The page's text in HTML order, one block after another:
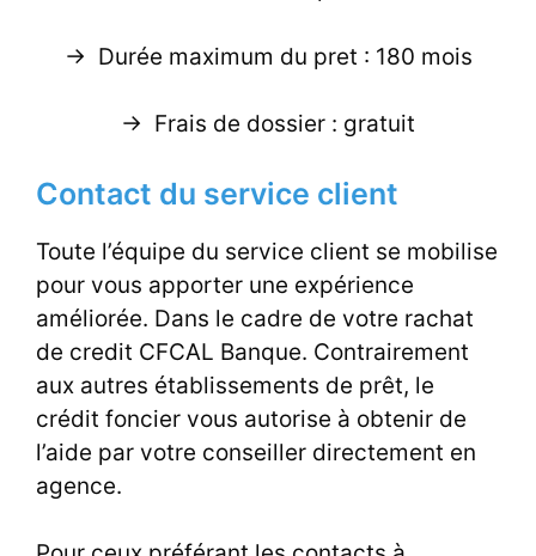
-> Durée maximum du pret : 180 mois
-> Frais de dossier : gratuit
Contact du service client
Toute l’équipe du service client se mobilise
pour vous apporter une expérience
améliorée. Dans le cadre de votre rachat
de credit CFCAL Banque. Contrairement
aux autres établissements de prêt, le
crédit foncier vous autorise à obtenir de
l’aide par votre conseiller directement en
agence.